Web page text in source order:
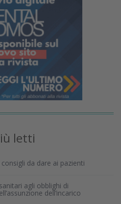
letti
da dare ai pazienti
agli obblighi di
dell’incarico